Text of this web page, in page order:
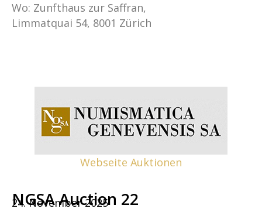
Wo: Zunfthaus zur Saffran,
Limmatquai 54, 8001 Zürich
Webseite Auktionen
NGSA Auction 22
24. November 2025